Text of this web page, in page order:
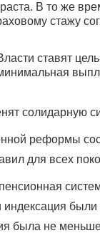
В то же
стажу
ставят
солидарную
реформы
для всех
была не